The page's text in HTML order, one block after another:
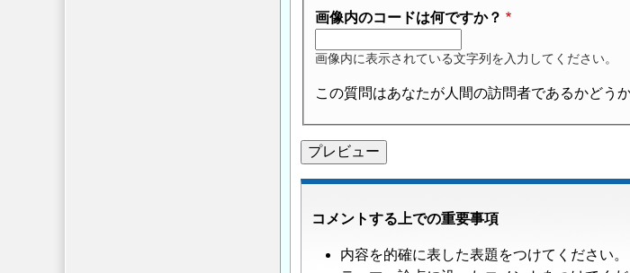
画像内のコードは何ですか？
画像内に表示されている文字列を入力してください。
この質問はあなたが人間の訪問者であるかどう
コメントする上での重要事項
内容を的確に表した表題をつけてください。